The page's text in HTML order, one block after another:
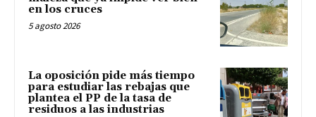
en los cruces
5 agosto 2026
La oposición pide más tiempo
para estudiar las rebajas que
plantea el PP de la tasa de
residuos a las industrias